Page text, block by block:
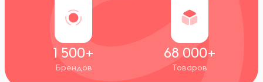
1 500+
Брендов
68 000+
Товаров